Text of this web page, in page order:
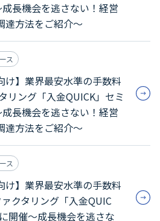
長機会を逃さない！経営
達方法をご紹介～
ス
け】業界最安水準の手数料
リング「入金QUICK」セミ
長機会を逃さない！経営
達方法をご紹介～
ス
け】業界最安水準の手数料
クタリング「入金QUIC
開催～成長機会を逃さな